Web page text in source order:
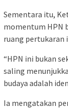
Sementara itu,
momentum HPN
ruang pertukaran
“HPN ini bukan
saling
budaya adalah
Ia mengatakan